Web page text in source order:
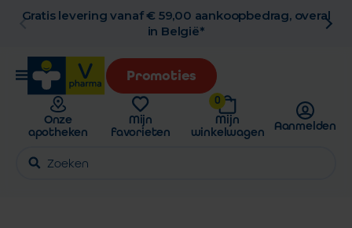
Gratis levering vanaf € 59,00 aankoopbedrag, overal
in België*
Promoties
Onze
apotheken
Mijn
favorieten
0
Mijn
winkelwagen
Aanmelden